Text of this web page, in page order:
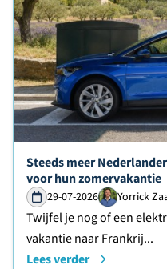
Lees verder over
Steeds meer
voor hun zomervakantie
29-07-2026 Yorrick
Twijfel je nog of een
vakantie naar Frankrij...
Lees verder